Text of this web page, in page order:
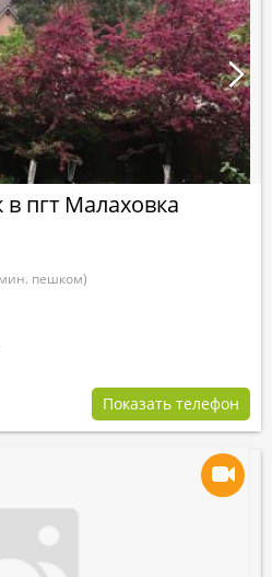
в пгт Малаховка
пешком)
Показать телефон